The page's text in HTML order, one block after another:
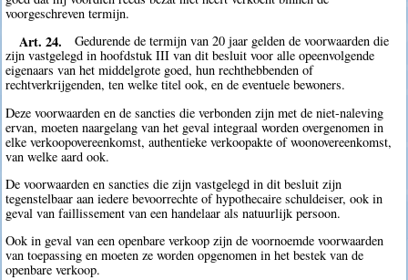
voorgeschreven termijn.
Art. 24.
Gedurende de termijn van 20 jaar gelden de voorwaarden die
zijn vastgelegd in hoofdstuk III van dit besluit voor alle opeenvolgende
eigenaars van het middelgrote goed, hun rechthebbenden of
rechtverkrijgenden, ten welke titel ook, en de eventuele bewoners.
Deze voorwaarden en de sancties die verbonden zijn met de niet-naleving
ervan, moeten naargelang van het geval integraal worden overgenomen in
elke verkoopovereenkomst, authentieke verkoopakte of woonovereenkomst,
van welke aard ook.
De voorwaarden en sancties die zijn vastgelegd in dit besluit zijn
tegenstelbaar aan iedere bevoorrechte of hypothecaire schuldeiser, ook in
geval van faillissement van een handelaar als natuurlijk persoon.
Ook in geval van een openbare verkoop zijn de voornoemde voorwaarden
van toepassing en moeten ze worden opgenomen in het bestek van de
openbare verkoop.